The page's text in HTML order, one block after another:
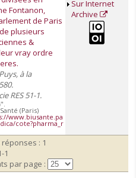
Fontanon,
de Paris
plusieurs
&
vray ordre
à la
RES 51-1.
(Paris)
www.biusante.pa
cote?pharma_r
Sur Internet
Archive
: 1
1
par page :